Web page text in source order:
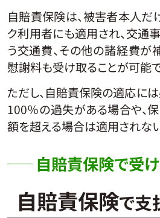
自賠責保険は、被害者本人だ
ク利用者にも適用され、交通
う交通費、その他の諸経費が
慰謝料も受け取ることが可能で
ただし、自賠責保険の適応に
100％の過失がある場合や、
額を超える場合は適用されな
自賠責保険で受
自賠責保険で支